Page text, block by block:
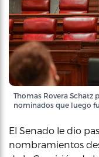
Thomas Rovera Schatz
nominados que luego
El Senado le dio
nombramientos